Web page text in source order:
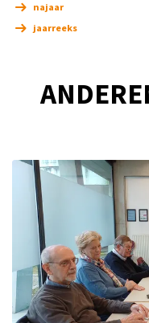
najaar
jaarreeks